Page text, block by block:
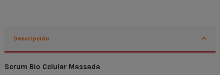
Descripción
Serum Bio Celular Massada